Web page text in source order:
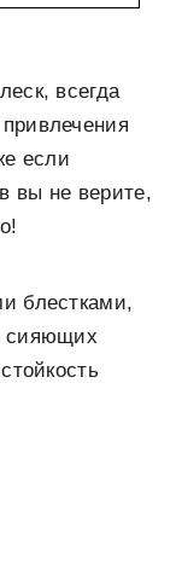
всегда
если
вы не верите,
блестками,
сияющих